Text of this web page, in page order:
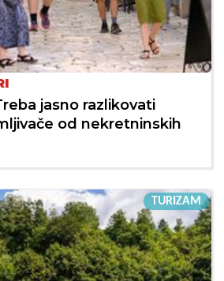
jasno razlikovati
od nekretninskih
TURIZAM